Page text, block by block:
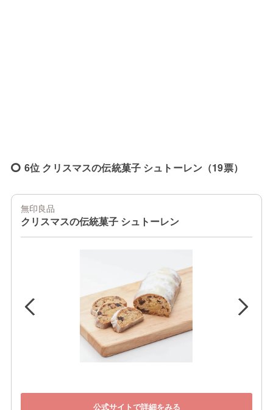
6位 クリスマスの伝統菓子 シュトーレン（19票）
無印良品
クリスマスの伝統菓子 シュトーレン
公式サイトで詳細をみる